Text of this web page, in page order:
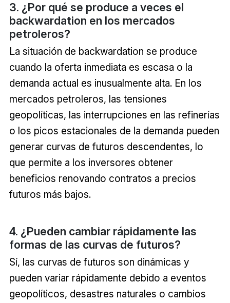
3. ¿Por qué se produce a veces el
backwardation en los mercados
petroleros?
La situación de backwardation se produce
cuando la oferta inmediata es escasa o la
demanda actual es inusualmente alta. En los
mercados petroleros, las tensiones
geopolíticas, las interrupciones en las refinerías
o los picos estacionales de la demanda pueden
generar curvas de futuros descendentes, lo
que permite a los inversores obtener
beneficios renovando contratos a precios
futuros más bajos.
4. ¿Pueden cambiar rápidamente las
formas de las curvas de futuros?
Sí, las curvas de futuros son dinámicas y
pueden variar rápidamente debido a eventos
geopolíticos, desastres naturales o cambios